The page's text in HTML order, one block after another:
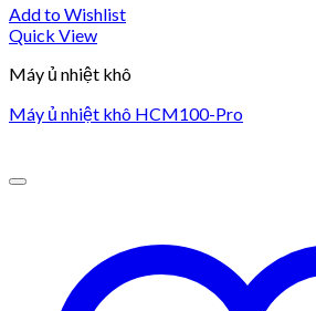
Add to Wishlist
Quick View
Máy ủ nhiệt khô
Máy ủ nhiệt khô HCM100-Pro